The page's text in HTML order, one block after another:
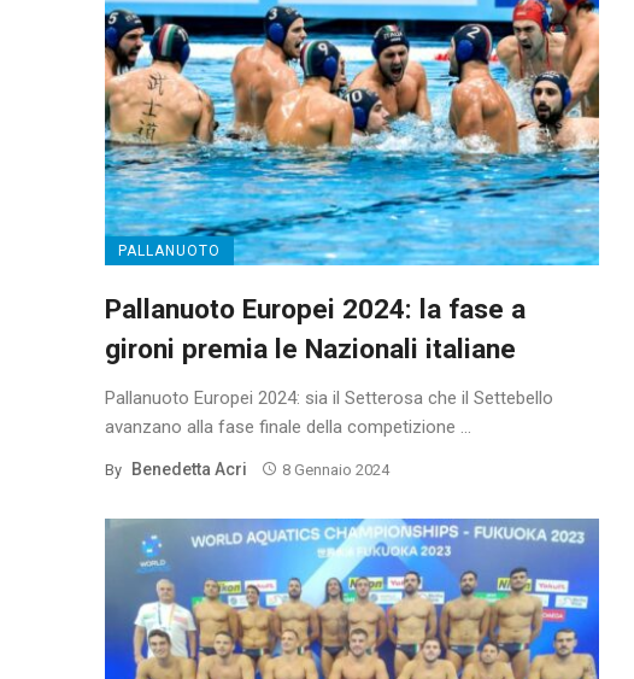
PALLANUOTO
Pallanuoto Europei 2024: la fase a
gironi premia le Nazionali italiane
Pallanuoto Europei 2024: sia il Setterosa che il Settebello
avanzano alla fase finale della competizione ...
By Benedetta Acri 8 Gennaio 2024